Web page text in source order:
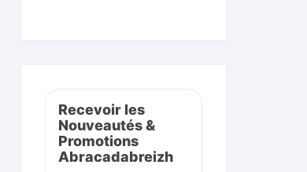
Recevoir les
Nouveautés &
Promotions
Abracadabreizh